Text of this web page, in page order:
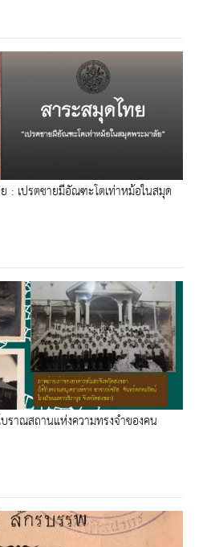
: เปรตชายมีอัณฑะโตเท่าหม้อในสมุด
ราณสถานแห่งความทรงจำของคน